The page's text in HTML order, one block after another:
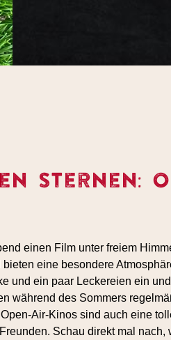
Sternen:
einen Film unter freiem
eine besondere
und ein paar Leckereien ein
während des Sommers
Air-Kinos sind auch eine
Schau direkt mal nach,